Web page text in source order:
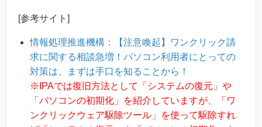
[参考サイト]
情報処理推進機構：【注意喚起】ワンクリック請
求に関する相談急増！パソコン利用者にとっての
対策は、まずは手口を知ることから！
※IPAでは復旧方法として「システムの復元」や
「パソコンの初期化」を紹介していますが、「ワ
ンクリックウェア駆除ツール」を使って駆除すれ